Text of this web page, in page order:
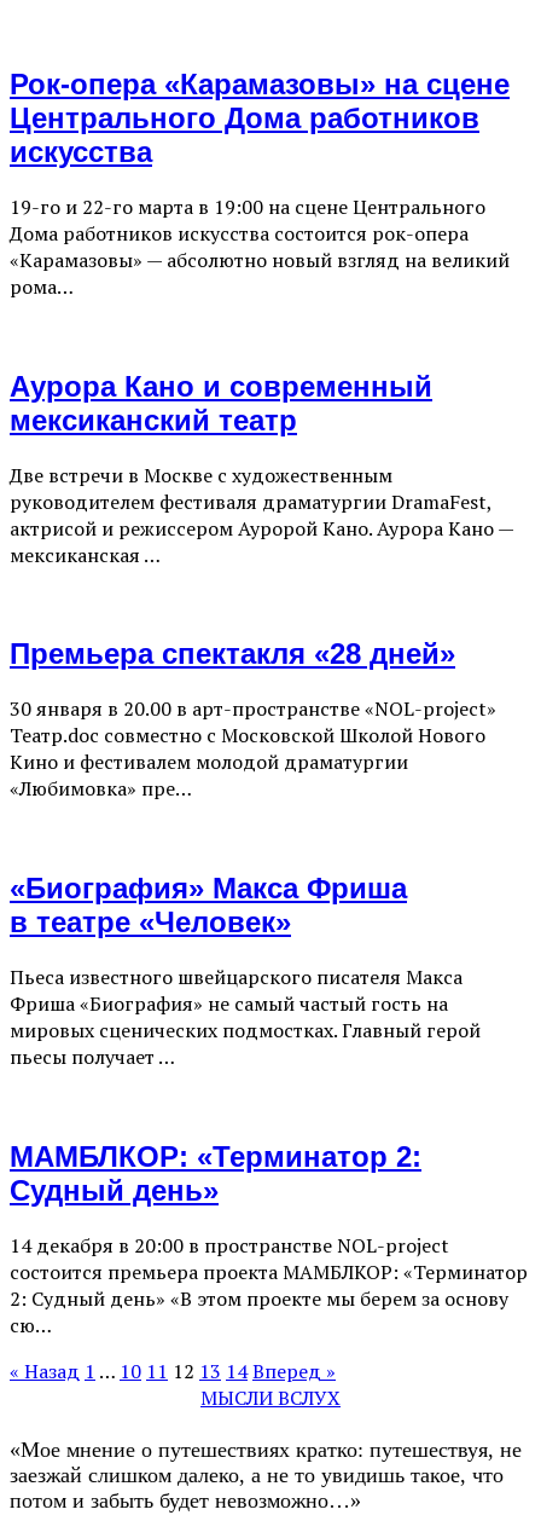
Рок-опера «Карамазовы» на сцене
Центрального Дома работников
искусства
19-го и 22-го марта в 19:00 на сцене Центрального
Дома работников искусства состоится рок-опера
«Карамазовы» — абсолютно новый взгляд на великий
рома…
Аурора Кано и современный
мексиканский театр
Две встречи в Москве с художественным
руководителем фестиваля драматургии DramaFest,
актрисой и режиссером Ауророй Кано. Аурора Кано —
мексиканская …
Премьера спектакля «28 дней»
30 января в 20.00 в арт-пространстве «NOL-project»
Театр.doc совместно с Московской Школой Нового
Кино и фестивалем молодой драматургии
«Любимовка» пре…
«Биография» Макса Фриша
в театре «Человек»
Пьеса известного швейцарского писателя Макса
Фриша «Биография» не самый частый гость на
мировых сценических подмостках. Главный герой
пьесы получает …
МАМБЛКОР: «Терминатор 2:
Судный день»
14 декабря в 20:00 в пространстве NOL-project
состоится премьера проекта МАМБЛКОР: «Терминатор
2: Судный день» «В этом проекте мы берем за основу
сю…
« Назад 1 … 10 11 12 13 14Вперед »
МЫСЛИ ВСЛУХ
«Мое мнение о путешествиях кратко: путешествуя, не
заезжай слишком далеко, а не то увидишь такое, что
потом и забыть будет невозможно…»